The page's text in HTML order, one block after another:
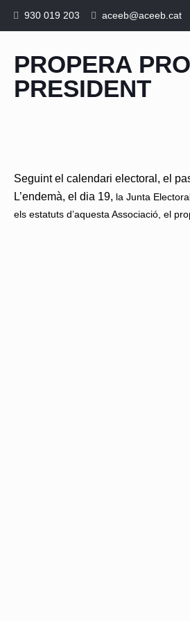
930 019 203 aceeb@aceeb.cat
PROPERA
PRESIDENT
Seguint el calendari electoral, el
L’endemà, el dia 19, la Junta
els estatuts d’aquesta Associació, el